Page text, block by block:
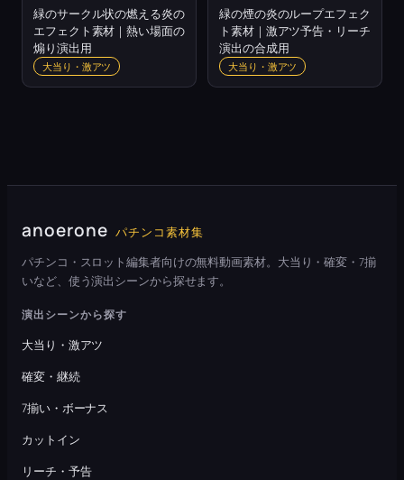
緑のサークル状の燃える炎の
エフェクト素材｜熱い場面の
煽り演出用
大当り・激アツ
緑の煙の炎のループエフェク
ト素材｜激アツ予告・リーチ
演出の合成用
大当り・激アツ
anoerone パチンコ素材集
パチンコ・スロット編集者向けの無料動画素材。大当り・確変・7揃
いなど、使う演出シーンから探せます。
演出シーンから探す
大当り・激アツ
確変・継続
7揃い・ボーナス
カットイン
リーチ・予告